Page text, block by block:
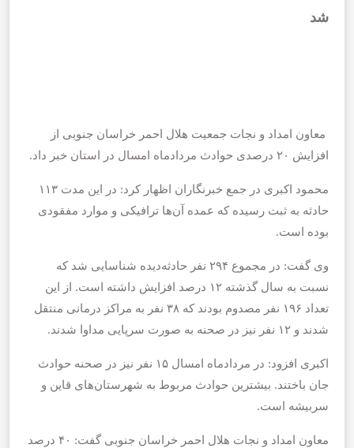
شد
معاون امداد و نجات جمعیت هلال احمر خراسان جنوبی از
افزایش ۲۰ درصدی حوادث مردادماه امسال در استان خبر داد.
محمود اکبری در جمع خبرنگاران اظهار کرد: در این مدت ۱۱۳
حادثه به ثبت رسیده که عمده آن‌ها ترافیکی و موارد مفقودی
بوده است.
وی گفت: در مجموع ۲۹۴ نفر حادثه‌دیده شناسایی شد که
نسبت به سال گذشته ۱۲ درصد افزایش داشته است. از این
تعداد ۱۹۶ نفر مصدوم بودند که ۳۸ نفر به مراکز درمانی منتقل
شدند و ۱۲ نفر نیز در صحنه به صورت سرپایی مداوا شدند.
اکبری افزود: در مردادماه امسال ۱۵ نفر نیز در صحنه حوادث
جان باختند. بیشترین حوادث مربوط به شهرستان‌های قاین و
سربیشه است.
معاون امداد و نجات هلال احمر خراسان جنوبی گفت: ۴۰ درصد